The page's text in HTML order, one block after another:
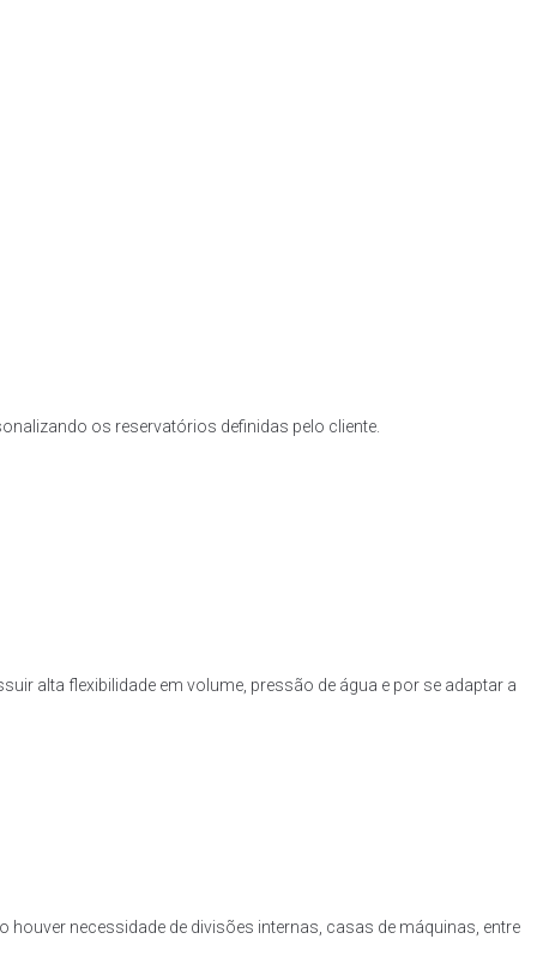
os reservatórios definidas pelo cliente.
alta flexibilidade em volume, pressão de água e por se adaptar a
necessidade de divisões internas, casas de máquinas, entre